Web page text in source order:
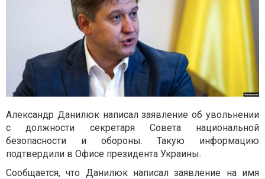
Александр Данилюк написал заявление об увольнении
с должности секретаря Совета национальной
безопасности и обороны. Такую информацию
подтвердили в Офисе президента Украины.
Сообщается, что Данилюк написал заявление на имя